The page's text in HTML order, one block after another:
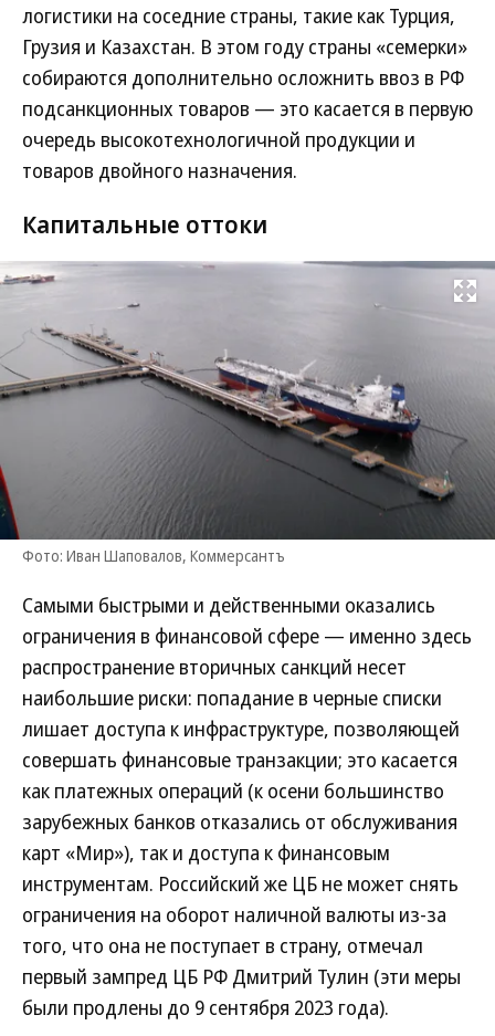
логистики на соседние страны, такие как Турция,
Грузия и Казахстан. В этом году страны «семерки»
собираются дополнительно осложнить ввоз в РФ
подсанкционных товаров — это касается в первую
очередь высокотехнологичной продукции и
товаров двойного назначения.
Капитальные оттоки
Развернуть
Фото: Иван Шаповалов, Коммерсантъ
Самыми быстрыми и действенными оказались
ограничения в финансовой сфере — именно здесь
распространение вторичных санкций несет
наибольшие риски: попадание в черные списки
лишает доступа к инфраструктуре, позволяющей
совершать финансовые транзакции; это касается
как платежных операций (к осени большинство
зарубежных банков отказались от обслуживания
карт «Мир»), так и доступа к финансовым
инструментам. Российский же ЦБ не может снять
ограничения на оборот наличной валюты из-за
того, что она не поступает в страну, отмечал
первый зампред ЦБ РФ Дмитрий Тулин (эти меры
были продлены до 9 сентября 2023 года).